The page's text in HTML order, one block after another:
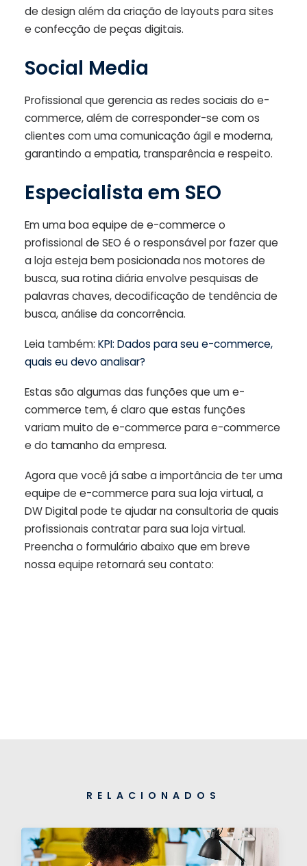
de design além da criação de layouts para sites
e confecção de peças digitais.
Social Media
Profissional que gerencia as redes sociais do e-
commerce, além de corresponder-se com os
clientes com uma comunicação ágil e moderna,
garantindo a empatia, transparência e respeito.
Especialista em SEO
Em uma boa equipe de e-commerce o
profissional de SEO é o responsável por fazer que
a loja esteja bem posicionada nos motores de
busca, sua rotina diária envolve pesquisas de
palavras chaves, decodificação de tendência de
busca, análise da concorrência.
Leia também: KPI: Dados para seu e-commerce,
quais eu devo analisar?
Estas são algumas das funções que um e-
commerce tem, é claro que estas funções
variam muito de e-commerce para e-commerce
e do tamanho da empresa.
Agora que você já sabe a importância de ter uma
equipe de e-commerce para sua loja virtual, a
DW Digital pode te ajudar na consultoria de quais
profissionais contratar para sua loja virtual.
Preencha o formulário abaixo que em breve
nossa equipe retornará seu contato:
RELACIONADOS